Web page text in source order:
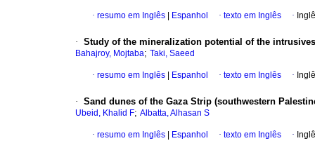
· resumo em Inglês Espanhol · texto em Inglês ·
· Study of the mineralization potential of the
Bahajroy, Mojtaba; Taki, Saeed
· resumo em Inglês Espanhol · texto em Inglês ·
· Sand dunes of the Gaza Strip (southwestern
Ubeid, Khalid F; Albatta, Alhasan S
· resumo em Inglês Espanhol · texto em Inglês ·